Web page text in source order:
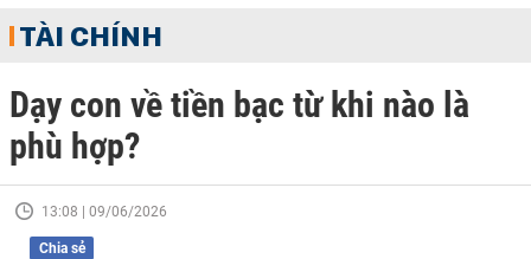
TÀI CHÍNH
Dạy con về tiền bạc từ khi nào là
phù hợp?
13:08 | 09/06/2026
Chia sẻ